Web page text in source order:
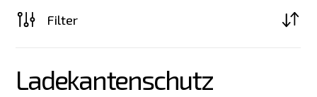
Filter
Ladekantenschutz